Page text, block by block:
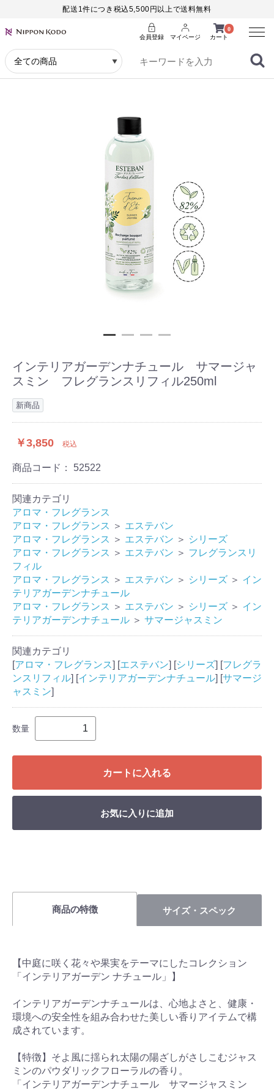
配送1件につき税込5,500円以上で送料無料
0
カート
会員登録 マイページ
Menu
インテリアガーデンナチュール サマージャ
スミン フレグランスリフィル250ml
新商品
￥3,850 税込
商品コード： 52522
関連カテゴリ
アロマ・フレグランス
アロマ・フレグランス ＞ エステバン
アロマ・フレグランス ＞ エステバン ＞ シリーズ
アロマ・フレグランス ＞ エステバン ＞ フレグランスリ
フィル
アロマ・フレグランス ＞ エステバン ＞ シリーズ ＞ イン
テリアガーデンナチュール
アロマ・フレグランス ＞ エステバン ＞ シリーズ ＞ イン
テリアガーデンナチュール ＞ サマージャスミン
関連カテゴリ
[アロマ・フレグランス] [エステバン] [シリーズ] [フレグラ
ンスリフィル] [インテリアガーデンナチュール] [サマージ
ャスミン]
数量
カートに入れる
お気に入りに追加
商品の特徴 サイズ・スペック
【中庭に咲く花々や果実をテーマにしたコレクション
「インテリアガーデン ナチュール」】
インテリアガーデンナチュールは、心地よさと、健康・
環境への安全性を組み合わせた美しい香りアイテムで構
成されています。
【特徴】そよ風に揺られ太陽の陽ざしがさしこむジャス
ミンのパウダリックフローラルの香り。
「インテリアガーデンナチュール サマージャスミン